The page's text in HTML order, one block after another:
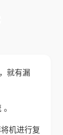
就有漏
机进行复